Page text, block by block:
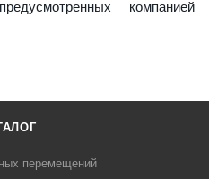
компанией
перемещений